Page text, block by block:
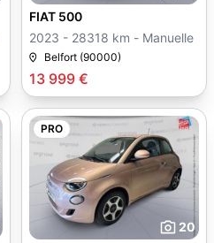
13 999 €
FIAT 500
2023 - 28318 km - Manuelle
Belfort (90000)
PRO
20